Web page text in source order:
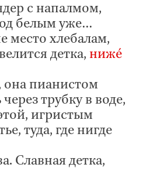
с напалмом,
белым уже…
место хлебалам,
детка, нижé
она пианистом
трубку в воде,
игристым
туда, где нигде
Славная детка,